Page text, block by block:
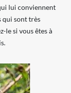
lui conviennent
qui sont très
le si vous êtes à